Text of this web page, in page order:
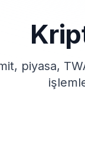
piyasa,